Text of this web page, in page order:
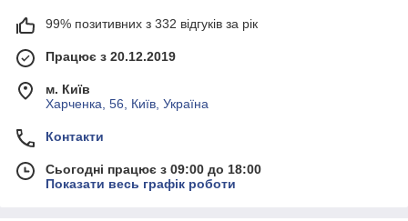
99% позитивних з 332 відгуків за рік
Працює з 20.12.2019
м. Київ
Харченка, 56, Київ, Україна
Контакти
Сьогодні працює з 09:00 до 18:00
Показати весь графік роботи